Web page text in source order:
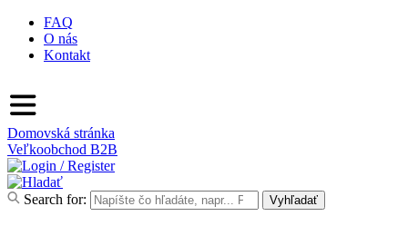
FAQ
O nás
Kontakt
Domovská stránka
Veľkoobchod B2B
Search for: Vyhľadať